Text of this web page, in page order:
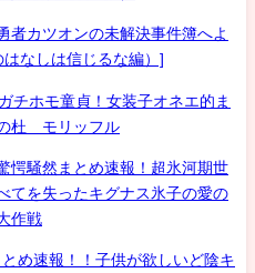
者カツオンの未解決事件簿へよ
なしは信じるな編）]
ホモ童貞！女装子オネエ的ま
杜 モリッフル
愕騒然まとめ速報！超氷河期世
てを失ったキグナス氷子の愛の
作戦
め速報！！子供が欲しいど陰キ